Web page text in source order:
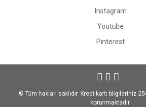
Instagram
Youtube
Pinterest
© Tüm hakları saklıdır. Kredi kartı bilgileriniz
korunmaktadır.